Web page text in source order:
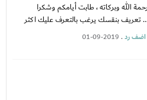
الله وبركاته ، طابت أيامكم وشكرا
تعريف بنقسك يرغب بالتعرف عليك اكثر
اضف رد.
01-09-2019